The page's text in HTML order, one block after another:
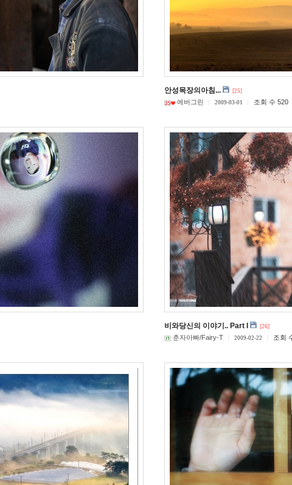
안성목장의아침... [25]
에버그린 2009-03-01 조회 수 520
비와당신의 이야기.. Part I [26]
춘자아빠/Fairy-T 2009-02-22 조회